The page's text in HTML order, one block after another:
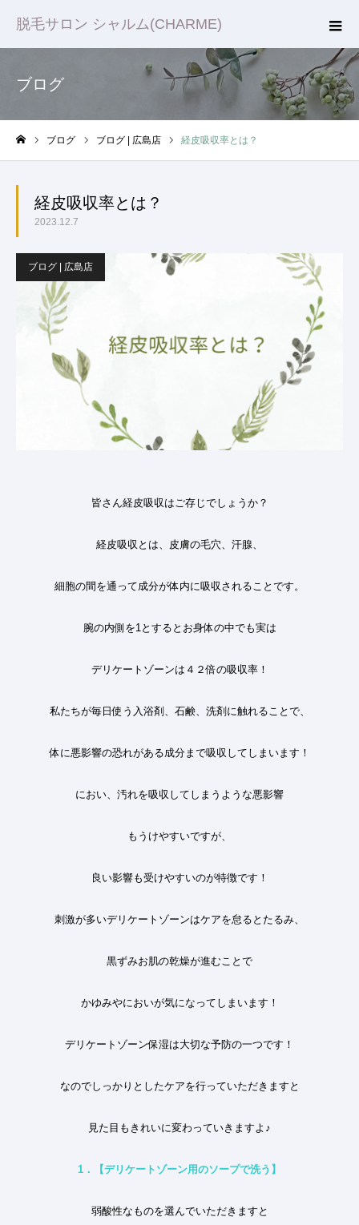
脱毛サロン シャルム(CHARME)
ブログ
ブログ ブログ | 広島店 経皮吸収率とは？
経皮吸収率とは？
2023.12.7
ブログ | 広島店
皆さん経皮吸収はご存じでしょうか？
経皮吸収とは、皮膚の毛穴、汗腺、
細胞の間を通って成分が体内に吸収されることです。
腕の内側を1 とするとお身体の中でも実は
デリケートゾーンは４２倍の吸収率！
私たちが毎日使う入浴剤、石鹸、洗剤に触れることで、
体に悪影響の恐れがある成分まで吸収してしまいます！
におい、汚れを吸収してしまうような悪影響
もうけやすいですが、
良い影響も受けやすいのが特徴です ！
刺激が多いデリケートゾーンはケアを怠るとたるみ、
黒ずみお肌の乾燥が進むことで
かゆみやにおいが気になってしまいます ！
デリケートゾーン保湿は大切な予防の一つです！
なのでしっかりとしたケアを行っていただきますと
見た目もきれいに変わっていきますよ♪
1 ．【デリケートゾーン用のソープで洗う】
弱酸性なものを選んでいただきますと